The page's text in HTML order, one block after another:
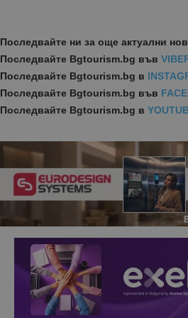
Последвайте ни за още актуални
Последвайте Bgtourism.bg във
Последвайте Bgtourism.bg в
Последвайте Bgtourism.bg във
Последвайте Bgtourism.bg в
is_visitor_unique
is_unique
_ga_B09EBBY8PY
_ga_WXPDN4HSCV
_ga_FK650GXHRZ